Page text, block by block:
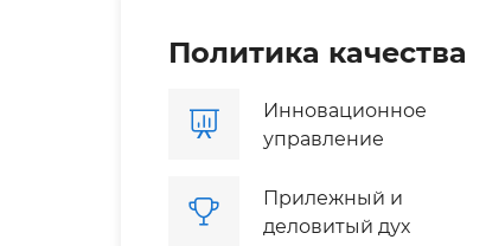
Политика качества
Инновационное
управление
Прилежный и
деловитый дух